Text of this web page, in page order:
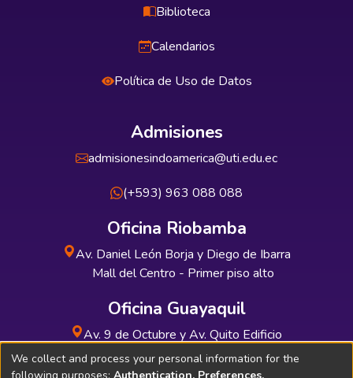
Biblioteca
Calendarios
Política de Uso de Datos
Admisiones
admisionesindoamerica@uti.edu.ec
(+593) 963 088 088
Oficina Riobamba
Av. Daniel León Borja y Diego de Ibarra
Mall del Centro - Primer piso alto
Oficina Guayaquil
Av. 9 de Octubre y Av. Quito Edificio
INDUAUTO - Planta baja
We collect and process your personal information for the